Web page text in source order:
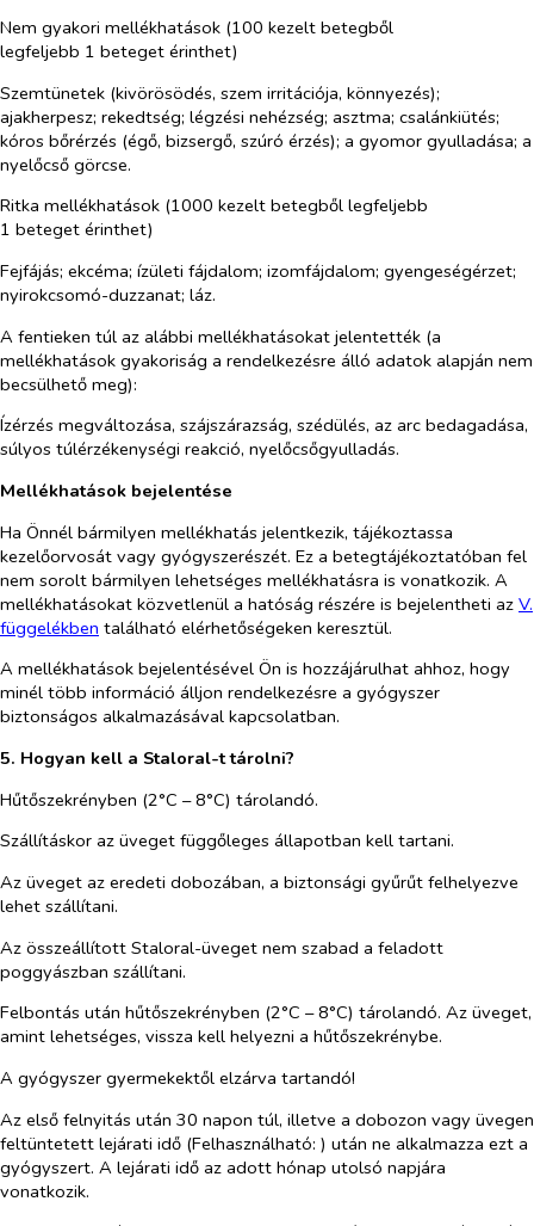
Nem gyakori mellékhatások (100 kezelt betegből
legfeljebb 1 beteget érinthet)
Szemtünetek (kivörösödés, szem irritációja, könnyezés);
ajakherpesz; rekedtség; légzési nehézség; asztma; csalánkiütés;
kóros bőrérzés (égő, bizsergő, szúró érzés); a gyomor gyulladása; a
nyelőcső görcse.
Ritka mellékhatások (1000 kezelt betegből legfeljebb
1 beteget érinthet)
Fejfájás; ekcéma; ízületi fájdalom; izomfájdalom; gyengeségérzet;
nyirokcsomó-duzzanat; láz.
A fentieken túl az alábbi mellékhatásokat jelentették (a
mellékhatások gyakoriság a rendelkezésre álló adatok alapján nem
becsülhető meg):
Ízérzés megváltozása, szájszárazság, szédülés, az arc bedagadása,
súlyos túlérzékenységi reakció, nyelőcsőgyulladás.
Mellékhatások bejelentése
Ha Önnél bármilyen mellékhatás jelentkezik, tájékoztassa
kezelőorvosát vagy gyógyszerészét. Ez a betegtájékoztatóban fel
nem sorolt bármilyen lehetséges mellékhatásra is vonatkozik. A
mellékhatásokat közvetlenül a hatóság részére is bejelentheti az V.
függelékben található elérhetőségeken keresztül.
A mellékhatások bejelentésével Ön is hozzájárulhat ahhoz, hogy
minél több információ álljon rendelkezésre a gyógyszer
biztonságos alkalmazásával kapcsolatban.
5. Hogyan kell a Staloral-t tárolni?
Hűtőszekrényben (2°C – 8°C) tárolandó.
Szállításkor az üveget függőleges állapotban kell tartani.
Az üveget az eredeti dobozában, a biztonsági gyűrűt felhelyezve
lehet szállítani.
Az összeállított Staloral-üveget nem szabad a feladott
poggyászban szállítani.
Felbontás után hűtőszekrényben (2°C – 8°C) tárolandó. Az üveget,
amint lehetséges, vissza kell helyezni a hűtőszekrénybe.
A gyógyszer gyermekektől elzárva tartandó!
Az első felnyitás után 30 napon túl, illetve a dobozon vagy üvegen
feltüntetett lejárati idő (Felhasználható: ) után ne alkalmazza ezt a
gyógyszert. A lejárati idő az adott hónap utolsó napjára
vonatkozik.